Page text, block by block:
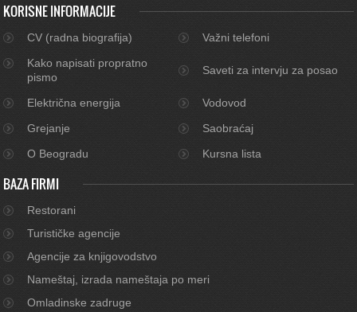
KORISNE INFORMACIJE
CV (radna biografija)
Važni telefoni
Kako napisati propratno
pismo
Saveti za intervju za posao
Električna energija
Vodovod
Grejanje
Saobraćaj
O Beogradu
Kursna lista
BAZA FIRMI
Restorani
Turističke agencije
Agencije za knjigovodstvo
Nameštaj, izrada nameštaja po meri
Omladinske zadruge